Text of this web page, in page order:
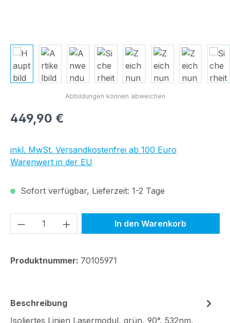
Regulärer Preis:
449,90 €
inkl. MwSt. Versandkostenfrei ab 100 Euro
Warenwert in der EU
Sofort verfügbar, Lieferzeit: 1-2 Tage
Produkt Anzahl: Gib denIn den Warenkorb
Produktnummer: 70105971
Beschreibung
Isoliertes Linien Lasermodul, grün, 90°, 532nm,